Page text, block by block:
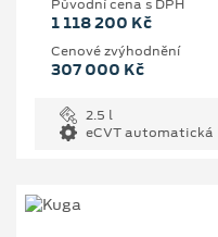
Původní cena s DPH
1 118 200 Kč
Cenové zvýhodnění
307 000 Kč
2.5 l
eCVT automatická